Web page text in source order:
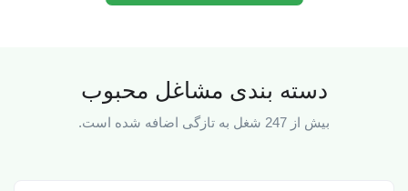
دسته بندی مشاغل محبوب
بیش از 247 شغل به تازگی اضافه شده است.